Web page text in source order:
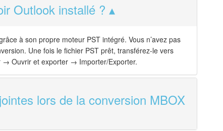
Outlook installé ?
à son propre moteur PST intégré. Vous n’avez pas
Une fois le fichier PST prêt, transférez-le vers
→ Ouvrir et exporter → Importer/Exporter.
lors de la conversion MBOX